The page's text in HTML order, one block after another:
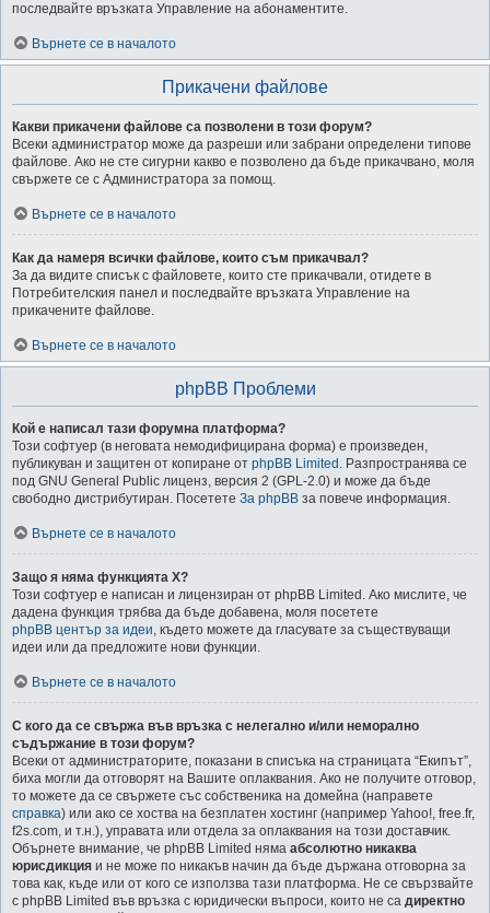
последвайте връзката Управление на абонаментите.
Върнете се в началото
Прикачени файлове
Какви прикачени файлове са позволени в този форум?
Всеки администратор може да разреши или забрани определени типове
файлове. Ако не сте сигурни какво е позволено да бъде прикачвано, моля
свържете се с Администратора за помощ.
Върнете се в началото
Как да намеря всички файлове, които съм прикачвал?
За да видите списък с файловете, които сте прикачвали, отидете в
Потребителския панел и последвайте връзката Управление на
прикачените файлове.
Върнете се в началото
phpBB Проблеми
Кой е написал тази форумна платформа?
Този софтуер (в неговата немодифицирана форма) е произведен,
публикуван и защитен от копиране от phpBB Limited . Разпространява се
под GNU General Public лиценз, версия 2 (GPL-2.0) и може да бъде
свободно дистрибутиран. Посетете За phpBB за повече информация.
Върнете се в началото
Защо я няма функцията X?
Този софтуер е написан и лицензиран от phpBB Limited. Ако мислите, че
дадена функция трябва да бъде добавена, моля посетете
phpBB център за идеи, където можете да гласувате за съществуващи
идеи или да предложите нови функции.
Върнете се в началото
С кого да се свържа във връзка с нелегално и/или неморално
съдържание в този форум?
Всеки от администраторите, показани в списъка на страницата “Екипът”,
биха могли да отговорят на Вашите оплаквания. Ако не получите отговор,
то можете да се свържете със собственика на домейна (направете
справка) или ако се хоства на безплатен хостинг (например Yahoo!, free.fr,
f2s.com, и т.н.), управата или отдела за оплаквания на този доставчик.
Обърнете внимание, че phpBB Limited няма абсолютно никаква
юрисдикция и не може по никакъв начин да бъде държана отговорна за
това как, къде или от кого се използва тази платформа. Не се свързвайте
с phpBB Limited във връзка с юридически въпроси, които не са директно